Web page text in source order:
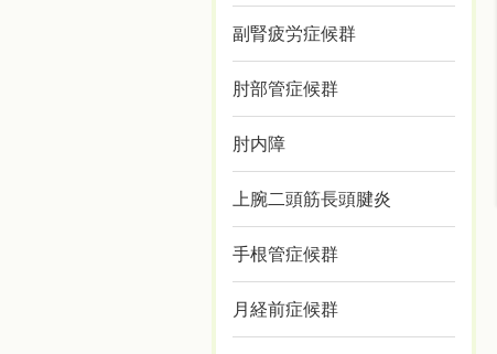
副腎疲労症候群
肘部管症候群
肘内障
上腕二頭筋長頭腱炎
手根管症候群
月経前症候群